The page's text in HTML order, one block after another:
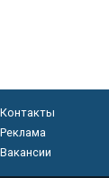
Контакты
Реклама
Вакансии